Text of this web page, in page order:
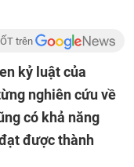
trên
kỷ luật của
nghiên cứu về
có khả năng
được thành